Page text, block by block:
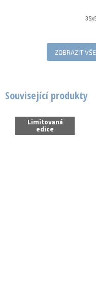
Související produkty
Limitovaná
edice
ZOBRAZIT